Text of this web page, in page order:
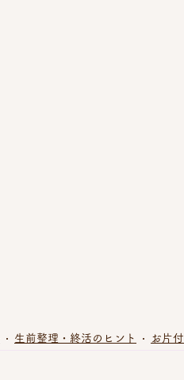
生前整理・終活のヒント お片